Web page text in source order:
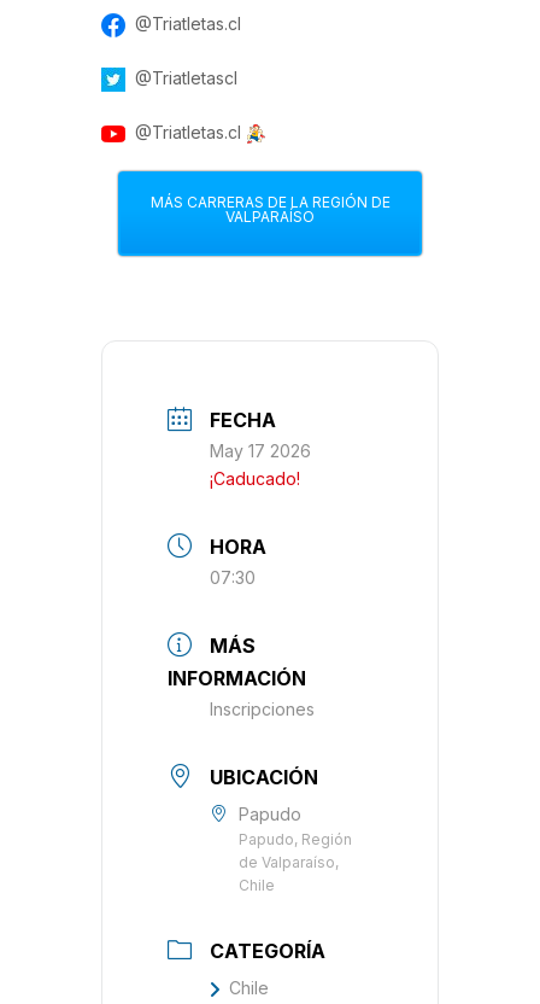
@Triatletas.cl
@Triatletascl
@Triatletas.cl
MÁS CARRERAS DE LA REGIÓN DE
VALPARAÍSO
FECHA
May 17 2026
¡Caducado!
HORA
07:30
MÁS
INFORMACIÓN
Inscripciones
UBICACIÓN
Papudo
Papudo, Región
de Valparaíso,
Chile
CATEGORÍA
Chile